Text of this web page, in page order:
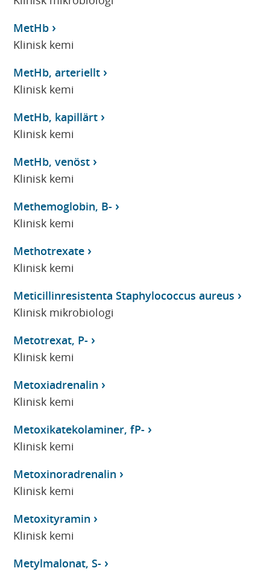
MetHb
Klinisk kemi
MetHb, arteriellt
Klinisk kemi
MetHb, kapillärt
Klinisk kemi
MetHb, venöst
Klinisk kemi
Methemoglobin, B-
Klinisk kemi
Methotrexate
Klinisk kemi
Meticillinresistenta Staphylococcus aureus
Klinisk mikrobiologi
Metotrexat, P-
Klinisk kemi
Metoxiadrenalin
Klinisk kemi
Metoxikatekolaminer, fP-
Klinisk kemi
Metoxinoradrenalin
Klinisk kemi
Metoxityramin
Klinisk kemi
Metylmalonat, S-